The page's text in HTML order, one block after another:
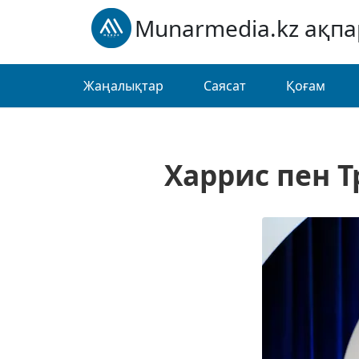
Munarmedia.kz
Жаңалықтар Саясат Қоғам
Харрис пен